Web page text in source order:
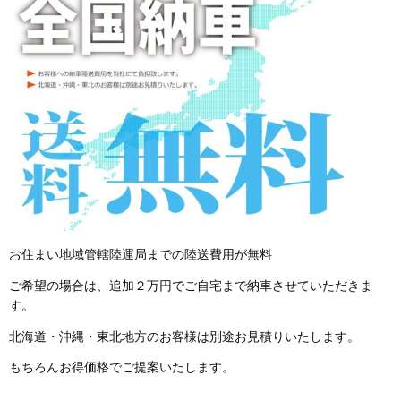
お住まい地域管轄陸運局までの陸送費用が無料
ご希望の場合は、追加２万円でご自宅まで納車させていただきま
す。
北海道・沖縄・東北地方のお客様は別途お見積りいたします。
もちろんお得価格でご提案いたします。